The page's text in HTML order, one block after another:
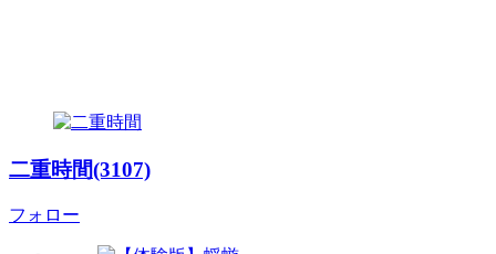
二重時間(3107)
フォロー